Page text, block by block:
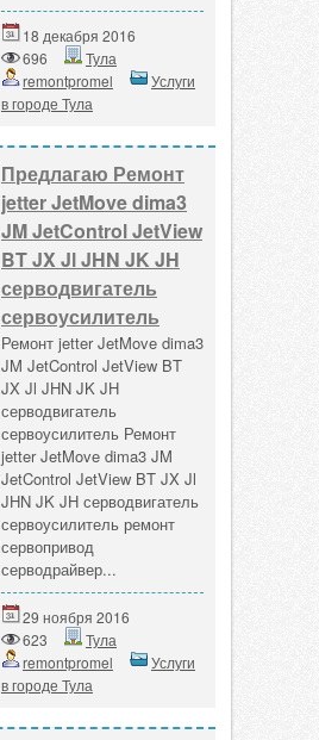
18 декабря 2016
696
Тула
remontpromel
Услуги
в городе Тула
Предлагаю Ремонт
jetter JetMove dima3
JM JetControl JetView
BT JX Jl JHN JK JH
серводвигатель
сервоусилитель
Ремонт jetter JetMove dima3
JM JetControl JetView BT
JX Jl JHN JK JH
серводвигатель
сервоусилитель Ремонт
jetter JetMove dima3 JM
JetControl JetView BT JX Jl
JHN JK JH серводвигатель
сервоусилитель ремонт
сервопривод
серводрайвер...
29 ноября 2016
623
Тула
remontpromel
Услуги
в городе Тула